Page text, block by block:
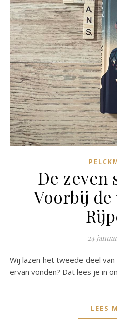
De zeven
Voorbij de
24
Wij lazen het tweede deel van 'De Zeven sleutels´. Wat we
ervan vonden? Dat lees je in
LEES